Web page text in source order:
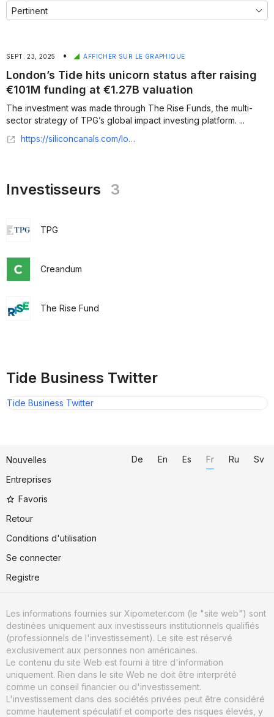
SEPT. 23, 2025 • AFFICHER SUR LE GRAPHIQUE
London’s Tide hits unicorn status after raising
€101M funding at €1.27B valuation
The investment was made through The Rise Funds, the multi-
sector strategy of TPG’s global impact investing platform. ...
https://siliconcanals.com/londons-tide-hits-unicorn-status/
Investisseurs 3
TPG
Creandum
The Rise Fund
Tide Business Twitter
Tide Business Twitter
Nouvelles
Entreprises
Favoris
Retour
Conditions d'utilisation
Se connecter
Registre
De En Es Fr Ru Sv
Les informations fournies sur Xipometer.com (le "site web") sont
destinées uniquement aux investisseurs institutionnels qualifiés
(professionnels de l'investissement). Le site est réservé
exclusivement aux personnes non américaines.
Le contenu du site Web est fourni à titre d'information
uniquement. Rien dans le site Web ne doit être interprété
comme un conseil financier ou d'investissement.
L'investissement dans des sociétés privées peut être considéré
comme hautement spéculatif et comporte des risques élevés, y